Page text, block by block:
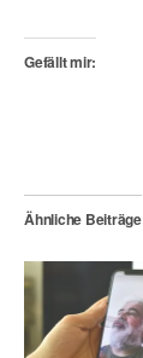
Gefällt mir:
Ähnliche Beiträge